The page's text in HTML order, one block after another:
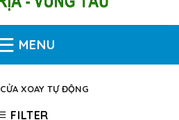
MENU
CỬA XOAY TỰ ĐỘNG
FILTER